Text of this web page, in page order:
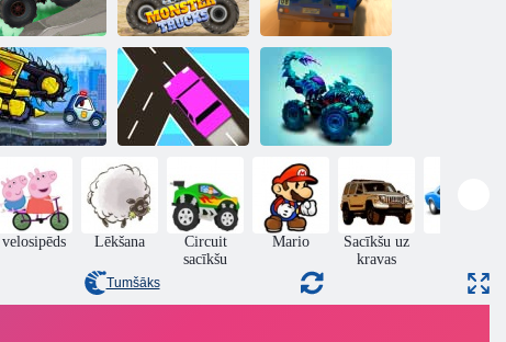
Kravas
automašīnu
izmēģinājumi
Sacīkšu
briesmoņu
kravas
automašīnas
Rallija 6. punkts
Automašīna ēd
automašīnu 4
Satiksmes
kustība tiešsaistē
Traks kravas
izaicinājums
velosipēds Lēkšana
Circuit
sacīkšu
Mario
Sacīkšu uz
kravas
Tumšāks